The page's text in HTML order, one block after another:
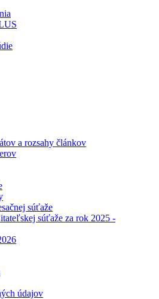
a rozsahy článkov
súťaže
súťaže za rok 2025 -
údajov